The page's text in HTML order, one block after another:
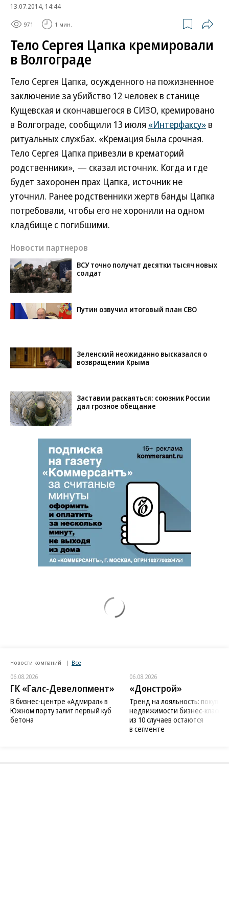
13.07.2014, 14:44
971 1 мин.
Тело Сергея Цапка кремировали
в Волгограде
Тело Сергея Цапка, осужденного на пожизненное
заключение за убийство 12 человек в станице
Кущевская и скончавшегося в СИЗО, кремировано
в Волгограде, сообщили 13 июля «Интерфаксу» в
ритуальных службах. «Кремация была срочная.
Тело Сергея Цапка привезли в крематорий
родственники», — сказал источник. Когда и где
будет захоронен прах Цапка, источник не
уточнил. Ранее родственники жертв банды Цапка
потребовали, чтобы его не хоронили на одном
кладбище с погибшими.
Новости партнеров
ВСУ точно получат десятки тысяч новых
солдат
Путин озвучил итоговый план СВО
Зеленский неожиданно высказался о
возвращении Крыма
Заставим раскаяться: союзник России
дал грозное обещание
Новости компаний Все
06.08.2026
ГК «Галс-Девелопмент»
В бизнес-центре «Адмирал» в
Южном порту залит первый куб
бетона
06.08.2026
«Донстрой»
Тренд на лояльность:
недвижимости бизнес-класса
из 10 случаев остаются
в сегменте